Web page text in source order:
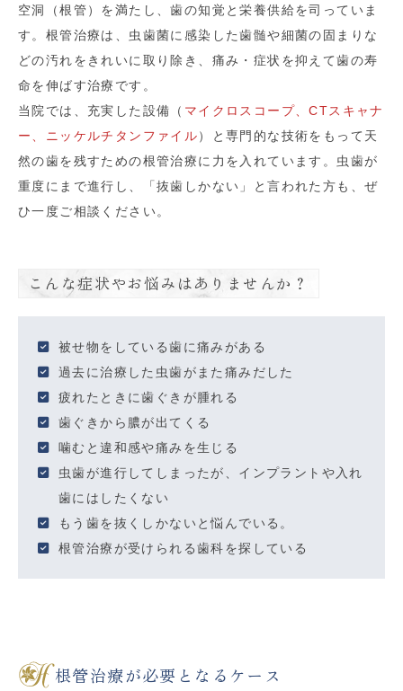
空洞（根管）を満たし、歯の知覚と栄養供給を司っていま
す。根管治療は、虫歯菌に感染した歯髄や細菌の固まりな
どの汚れをきれいに取り除き、痛み・症状を抑えて歯の寿
命を伸ばす治療です。
当院では、充実した設備（ マイクロスコープ、CTスキャナ
ー、ニッケルチタンファイル）と専門的な技術をもって天
然の歯を残すための根管治療に力を入れています。虫歯が
重度にまで進行し、「抜歯しかない」と言われた方も、ぜ
ひ一度ご相談ください。
こんな症状やお悩みはありませんか？
被せ物をしている歯に痛みがある
過去に治療した虫歯がまた痛みだした
疲れたときに歯ぐきが腫れる
歯ぐきから膿が出てくる
噛むと違和感や痛みを生じる
虫歯が進行してしまったが、インプラントや入れ
歯にはしたくない
もう歯を抜くしかないと悩んでいる。
根管治療が受けられる歯科を探している
根管治療が必要となるケース